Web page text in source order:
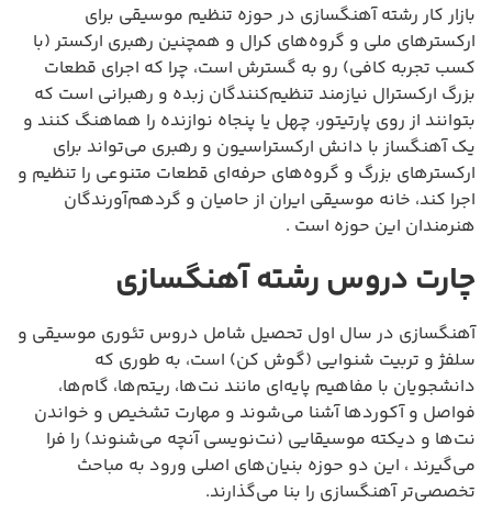
بازار کار رشته آهنگسازی در حوزه تنظیم موسیقی برای
ارکسترهای ملی و گروه‌های کرال و همچنین رهبری ارکستر (با
کسب تجربه کافی) رو به گسترش است، چرا که اجرای قطعات
بزرگ ارکسترال نیازمند تنظیم‌کنندگان زبده و رهبرانی است که
بتوانند از روی پارتیتور، چهل یا پنجاه نوازنده را هماهنگ کنند و
یک آهنگساز با دانش ارکستراسیون و رهبری می‌تواند برای
ارکسترهای بزرگ و گروه‌های حرفه‌ای قطعات متنوعی را تنظیم و
اجرا کند، خانه موسیقی ایران از حامیان و گردهم‌آورندگان
هنرمندان این حوزه است .
چارت دروس رشته آهنگسازی
آهنگسازی در سال اول تحصیل شامل دروس تئوری موسیقی و
سلفژ و تربیت شنوایی (گوش کن) است، به طوری که
دانشجویان با مفاهیم پایه‌ای مانند نت‌ها، ریتم‌ها، گام‌ها،
فواصل و آکوردها آشنا می‌شوند و مهارت تشخیص و خواندن
نت‌ها و دیکته موسیقایی (نت‌نویسی آنچه می‌شنوند) را فرا
می‌گیرند ، این دو حوزه بنیان‌های اصلی ورود به مباحث
تخصصی‌تر آهنگسازی را بنا می‌گذارند.